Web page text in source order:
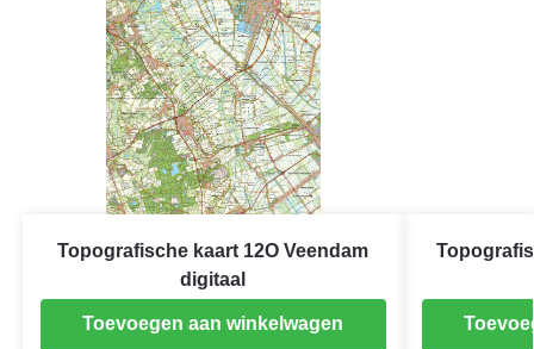
Topografische kaart 12O Veendam
digitaal
Toevoegen aan winkelwagen